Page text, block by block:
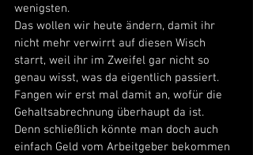
wenigsten.
Das wollen wir heute ändern, damit ihr
nicht mehr verwirrt auf diesen Wisch
starrt, weil ihr im Zweifel gar nicht so
genau wisst, was da eigentlich passiert.
Fangen wir erst mal damit an, wofür die
Gehaltsabrechnung überhaupt da ist.
Denn schließlich könnte man doch auch
einfach Geld vom Arbeitgeber bekommen